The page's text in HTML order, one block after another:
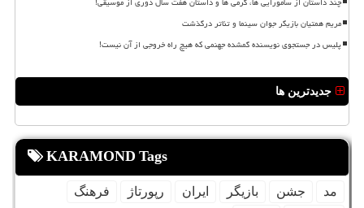
مریم همتیان بازیگر جوان سینما و تئاتر درگذشت
پلیس در جستجوی نویسنده گمشده جهنمی که هیچ راه خروجی از آن نیست!
جدیدترین ها
KARAMOND Tags
مد جشن بازیگر ایران رپورتاژ
فرهنگ